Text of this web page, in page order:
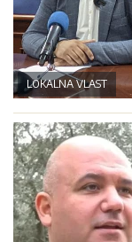
LOKALNA VLAST